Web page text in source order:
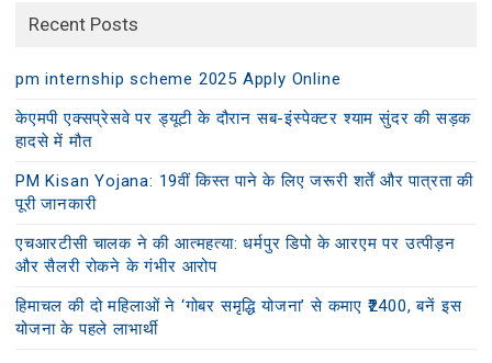
Recent Posts
pm internship scheme 2025 Apply Online
केएमपी एक्सप्रेसवे पर ड्यूटी के दौरान सब-इंस्पेक्टर श्याम सुंदर की सड़क
हादसे में मौत
PM Kisan Yojana: 19वीं किस्त पाने के लिए जरूरी शर्तें और पात्रता की
पूरी जानकारी
एचआरटीसी चालक ने की आत्महत्या: धर्मपुर डिपो के आरएम पर उत्पीड़न
और सैलरी रोकने के गंभीर आरोप
हिमाचल की दो महिलाओं ने ‘गोबर समृद्धि योजना’ से कमाए ₹2400, बनें इस
योजना के पहले लाभार्थी